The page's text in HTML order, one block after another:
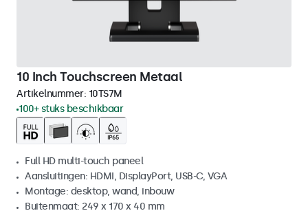
10 Inch Touchscreen Metaal
Artikelnummer: 10TS7M
100+ stuks beschikbaar
Full HD multi-touch paneel
Aansluitingen: HDMI, DisplayPort, USB-C, VGA
Montage: desktop, wand, inbouw
Buitenmaat: 249 x 170 x 40 mm